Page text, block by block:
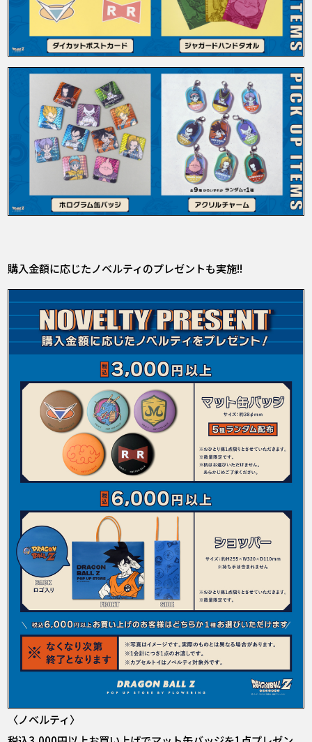
購入金額に応じたノベルティのプレゼントも実施!!
〈ノベルティ〉